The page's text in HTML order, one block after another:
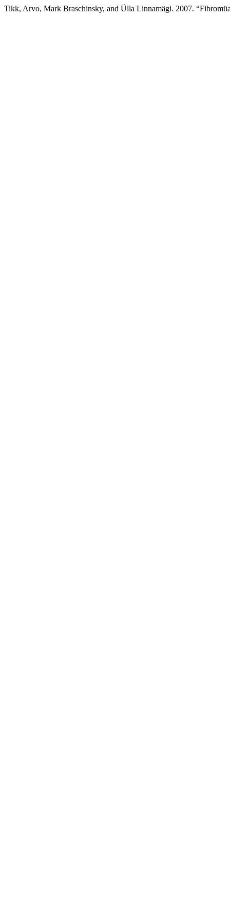
Tikk, Arvo, Mark Braschinsky, and Ülla Linnamägi. 2007.